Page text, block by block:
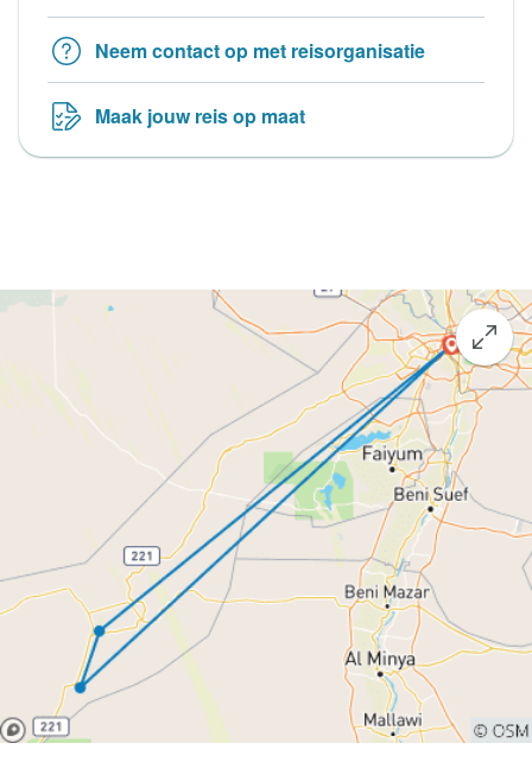
Neem contact op met reisorganisatie
Maak jouw reis op maat